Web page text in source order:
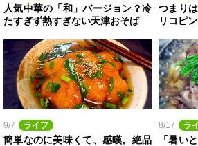
人気中華の「和」バージョン？冷
たすぎず熱すぎない天津おそば
つまり
リコピ
9/7 ライフ
簡単なのに美味くて、感嘆。絶品
8/17 ラ
「暑い